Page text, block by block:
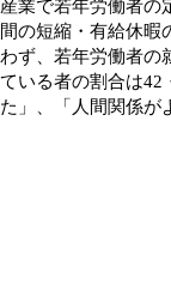
業で若年労働者の
の短縮・有給休暇
ず、若年労働者の
いる者の割合は
」、「人間関係